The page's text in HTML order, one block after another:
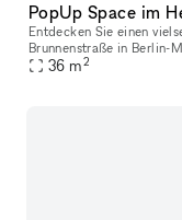
PopUp Space im
Entdecken Sie einen
Brunnenstraße in Berlin-
Storage und einer 4 qm
36 m2